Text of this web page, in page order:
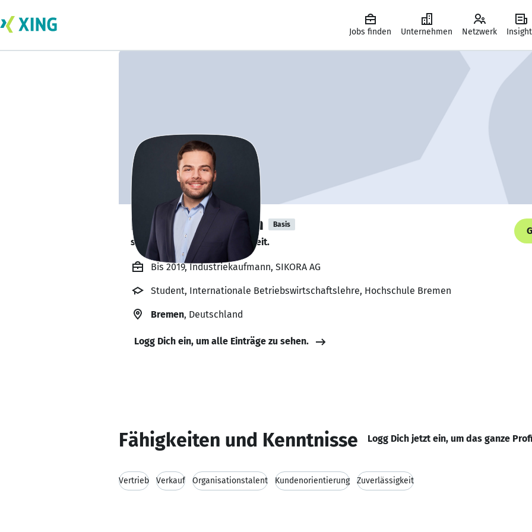
Jobs finden Unternehmen Netzwerk
David Budelmann Basis
schreibt an der Abschlussarbeit.
Bis 2019, Industriekaufmann, SIKORA AG
Student, Internationale Betriebswirtschaftslehre, Hochschule Bremen
Bremen, Deutschland
Logg Dich ein, um alle Einträge zu sehen.
Fähigkeiten und Kenntnisse Logg Dich jetzt ein, um das ganze
Vertrieb Verkauf Organisationstalent Kundenorientierung Zuverlässigkeit